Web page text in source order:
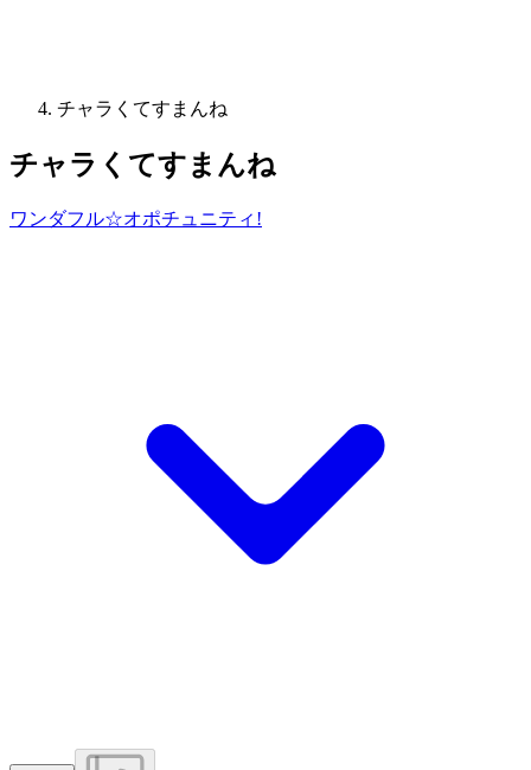
チャラくてすまんね
チャラくてすまんね
ワンダフル☆オポチュニティ!